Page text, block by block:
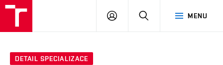
MENU
PŘIHLÁSIT
DETAIL SPECIALIZACE